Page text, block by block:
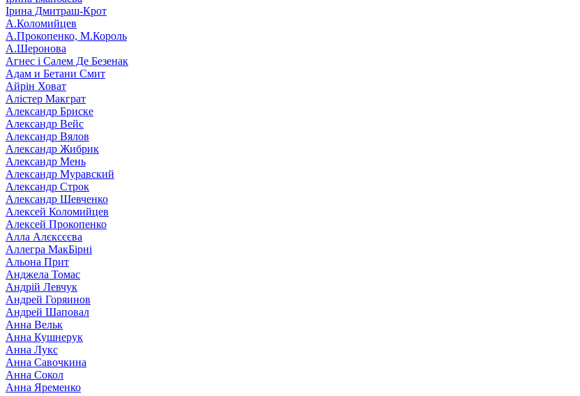
Ірина Дмитраш-Крот
А.Коломийцев
А.Прокопенко, М.Король
А.Шеронова
Агнес і Салем Де Безенак
Адам и Бетани Смит
Айрін Ховат
Алістер Макграт
Александр Бриске
Александр Вейс
Александр Вялов
Александр Жибрик
Александр Мень
Александр Муравский
Александр Строк
Александр Шевченко
Алексей Коломийцев
Алексей Прокопенко
Алла Алєксєєва
Аллегра МакБірні
Альона Прит
Анджела Томас
Андрій Левчук
Андрей Горяинов
Андрей Шаповал
Анна Вельк
Анна Кушнерук
Анна Лукс
Анна Савочкина
Анна Сокол
Анна Яременко